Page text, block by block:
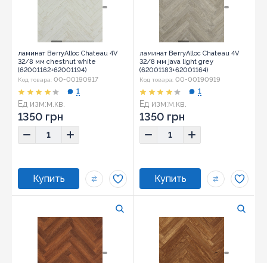
ламинат BerryAlloc Chateau 4V
32/8 мм chestnut white
(62001162+62001194)
Код товара: 00-00190917
Ед изм:м.кв.
1
1350 грн
ламинат BerryAlloc Chateau 4V
32/8 мм java light grey
(62001183+62001164)
Код товара: 00-00190919
Ед изм:м.кв.
1
1350 грн